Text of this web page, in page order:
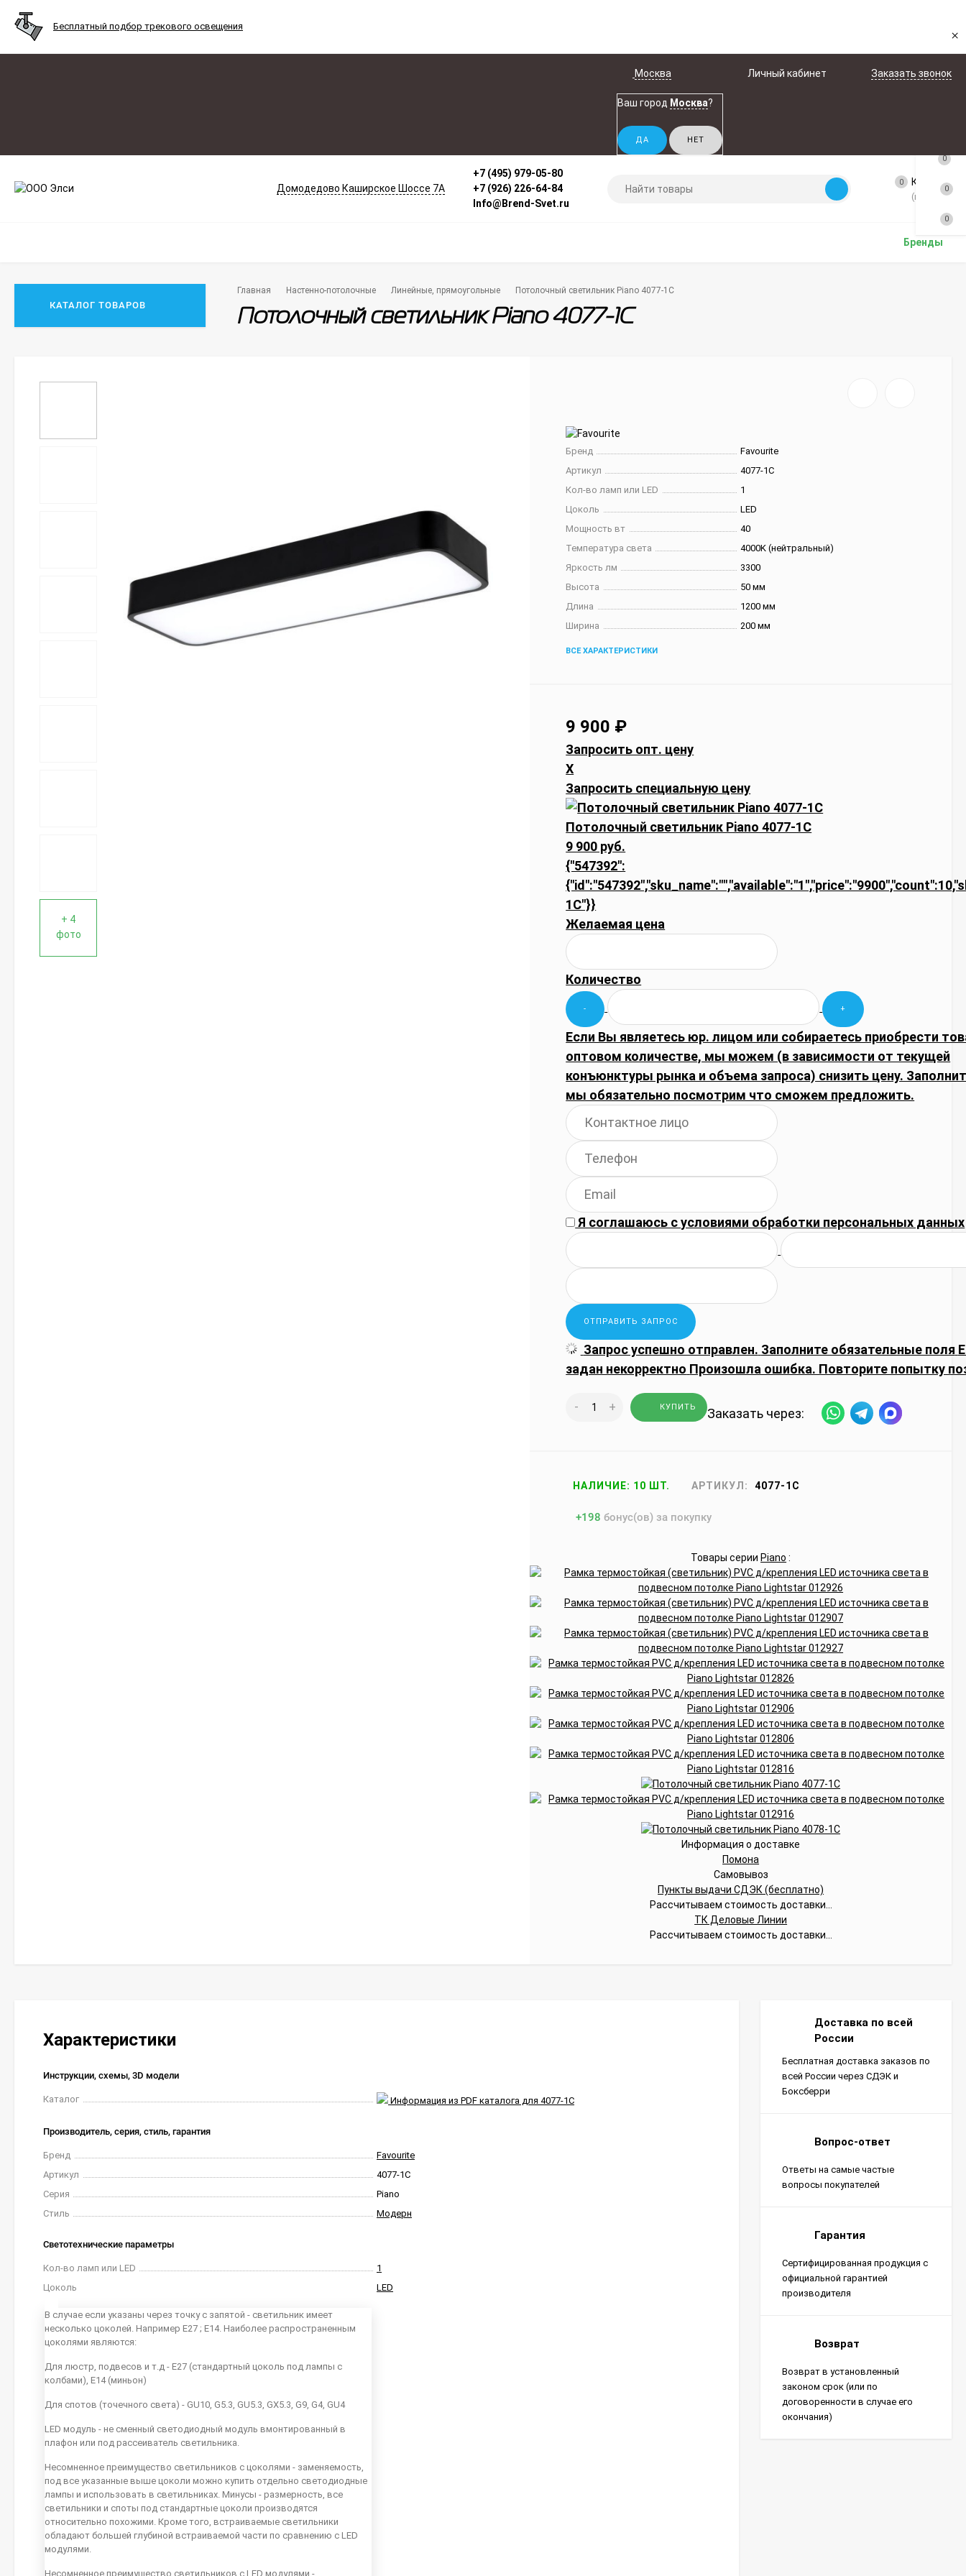
Бесплатный подбор трекового освещения
×
Москва
Ваш город Москва?
Личный кабинет Заказать звонок
Домодедово Каширское Шоссе 7А
+7 (495) 979-05-80
+7 (926) 226-64-84
Info@Brend-Svet.ru
0 Корзина
(пусто)
Бренды
КАТАЛОГ ТОВАРОВ
Главная Настенно-потолочные Линейные, прямоугольные Потолочный светильник Piano 4077-1C
Потолочный светильник Piano 4077-1C
+ 4
фото
Бренд
Favourite
Артикул
4077-1C
Кол-во ламп или LED
1
Цоколь
LED
Мощность вт
40
Температура света
4000K (нейтральный)
Яркость лм
3300
Высота
50 мм
Длина
1200 мм
Ширина
200 мм
ВСЕ ХАРАКТЕРИСТИКИ
9 900 ₽
Запросить опт. цену
X
Запросить специальную цену
Потолочный светильник Piano 4077-1C
9 900 руб.
{"547392":
1C"}}
Желаемая цена
Количество
Если Вы являетесь юр. лицом или собираетесь приобрести
оптовом количестве, мы можем (в зависимости от текущей
конъюнктуры рынка и объема запроса) снизить цену.
мы обязательно посмотрим что сможем предложить.
Я соглашаюсь сусловиями обработки персональных данных
Запрос успешно отправлен. Заполните обязательные поля
задан некорректно Произошла ошибка. Повторите попытку
- + КУПИТЬ Заказать через:
НАЛИЧИЕ: 10 ШТ. АРТИКУЛ: 4077-1C
+198 бонус(ов) за покупку
Товары серии Piano :
Информация о доставке
Помона
Самовывоз
Пункты выдачи СДЭК (бесплатно)
Рассчитываем стоимость доставки...
ТК Деловые Линии
Рассчитываем стоимость доставки...
Характеристики
Инструкции, схемы, 3D модели
Каталог Информация из PDF каталога для 4077-1C
Производитель, серия, стиль, гарантия
Бренд
Favourite
Артикул
4077-1C
Серия
Piano
Стиль
Модерн
Светотехнические параметры
Кол-во ламп или LED
1
Цоколь
В случае если указаны через точку с запятой - светильник имеет
несколько цоколей. Например E27 ; E14. Наиболее распространенным
цоколями являются:
Для люстр, подвесов и т.д - E27 (стандартный цоколь под лампы с
колбами), E14 (миньон)
Для спотов (точечного света) - GU10, G5.3, GU5.3, GX5.3, G9, G4, GU4
LED модуль - не сменный светодиодный модуль вмонтированный в
плафон или под рассеиватель светильника.
Несомненное преимущество светильников с цоколями - заменяемость,
под все указанные выше цоколи можно купить отдельно светодиодные
лампы и использовать в светильниках. Минусы - размерность, все
светильники и споты под стандартные цоколи производятся
относительно похожими. Кроме того, встраиваемые светильники
обладают большей глубиной встраиваемой части по сравнению с LED
модулями.
Несомненное преимущество светильников с LED модулями -
LED
Доставка по всей
России
Бесплатная доставка заказов по
всей России через СДЭК и
Боксберри
Вопрос-ответ
Ответы на самые частые
вопросы покупателей
Гарантия
Сертифицированная продукция с
официальной гарантией
производителя
Возврат
Возврат в установленный
законом срок (или по
договоренности в случае его
окончания)
0
0
0